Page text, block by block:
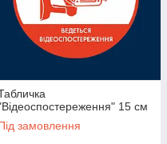
15 см
замовлення